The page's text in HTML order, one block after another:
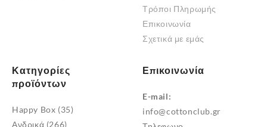
σελίδα
του
προϊόντος
Τρόποι Πληρωμής
Επικοινωνία
Σχετικά με εμάς
Κατηγορίες
προϊόντων
Happy Box (35)
Ανδρικά (266)
Επικοινωνία
E-mail:
info@cottonclub.gr